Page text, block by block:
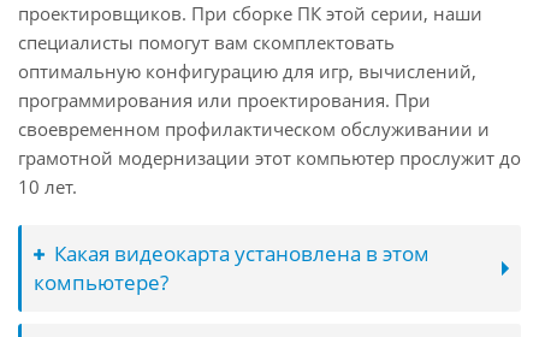
проектировщиков. При сборке ПК этой серии, наши
специалисты помогут вам скомплектовать
оптимальную конфигурацию для игр, вычислений,
программирования или проектирования. При
своевременном профилактическом обслуживании и
грамотной модернизации этот компьютер прослужит до
10 лет.
Какая видеокарта установлена в этом
компьютере?